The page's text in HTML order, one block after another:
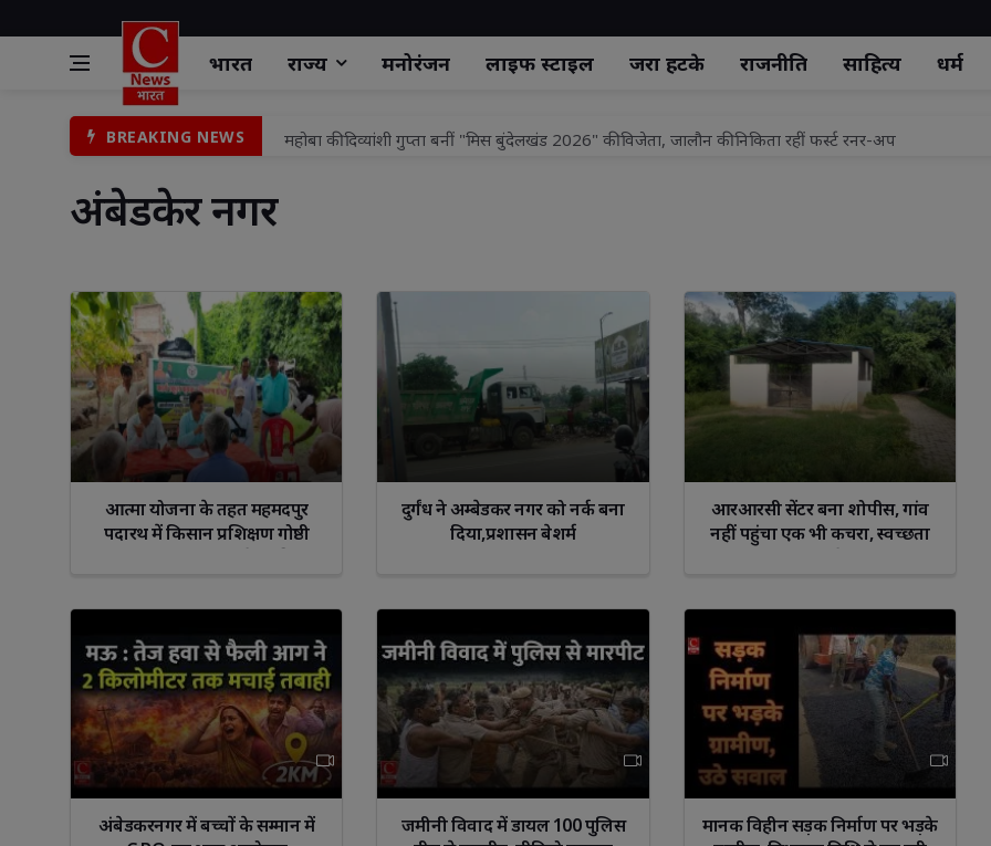
भारत राज्य मनोरंजन लाइफ स्‍टाइल जरा हटके राजनीति साहित्य धर्म
BREAKING NEWS
महोबा की दिव्यांशी गुप्ता बनीं "मिस बुंदेलखंड 2026" की विजेता, जालौन की निकिता रहीं फर्स्ट रनर-अप
हरियाली तीज के अवसर पर वामा सारथी द्वारा भव्य कार्यक्रम का आयोजन
सावन के दूसरे सोमवार को जलाभिषेक के लिए गंगाजल लाने को हजारों कावड़ियों की निकली टोलियां
रालोद के नवनियुक्त प्रदेश अध्यक्ष ऐश्वर्य राज सिंह 13 अगस्त को पहली बार पहुंचेंगे लखनऊ
Monsoon Hair Fall रोकने के आसान उपाय: ऐसे रखें बालों का ख्याल
नवजात बच्चे की बिक्री के आरोपों पर सेंट मैरी पॉलीक्लिनिक का कड़ा स्पष्टीकरण, सभी आरोप निराधार!
थाना समाधान दिवस में आए तीन प्रार्थना पत्र, एक का मौके पर हुआ निस्तारण
अंबेडकेर नगर
आत्मा योजना के तहत महमदपुर
पदारथ में किसान प्रशिक्षण गोष्ठी
दुर्गंध ने अम्बेडकर नगर को नर्क बना
दिया,प्रशासन बेशर्म
आरआरसी सेंटर बना शोपीस, गांव
नहीं पहुंचा एक भी कचरा, स्वच्छता
अंबेडकरनगर में बच्चों के सम्मान में
जमीनी विवाद में डायल 100 पुलिस
मानक विहीन सड़क निर्माण पर भड़के
Scorpio Sagittarius Capricorn Aquarius